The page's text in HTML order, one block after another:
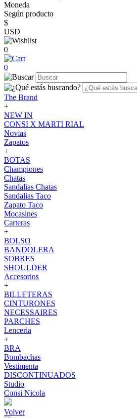
Moneda
Según producto
$
USD
0
0
The Brand
+
NEW IN
CONSI X MARTI RIAL
Novias
Zapatos
+
BOTAS
Championes
Chatas
Sandalias Chatas
Sandalias Taco
Zapato Taco
Mocasines
Carteras
+
BOLSO
BANDOLERA
SOBRES
SHOULDER
Accesorios
+
BILLETERAS
CINTURONES
NECESSAIRES
PARCHES
Lenceria
+
BRA
Bombachas
Vestimenta
DISCONTINUADOS
Studio
Consi Nicola
Volver